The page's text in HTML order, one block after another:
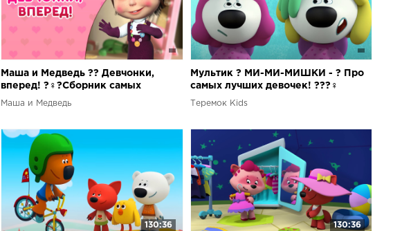
Маша и Медведь ?? Девчонки,
вперед! ?‍♀️?Сборник самых
смешных серий про Машу ?
Маша и Медведь
Мультик ? МИ-МИ-МИШКИ - ? Про
самых лучших девочек! ?‍??‍♀️
Сборник на 8 Марта!?
Теремок Kids
130:36 130:36